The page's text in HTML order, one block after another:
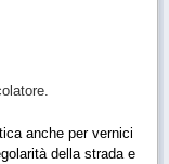
anche per vernici
della strada e